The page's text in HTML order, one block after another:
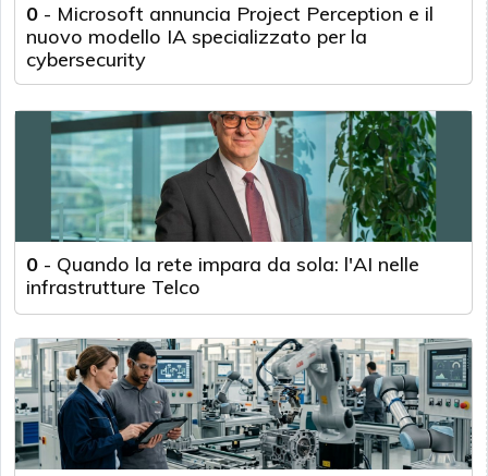
0 - Microsoft annuncia Project Perception e il
nuovo modello IA specializzato per la
cybersecurity
0 - Quando la rete impara da sola: l'AI nelle
infrastrutture Telco